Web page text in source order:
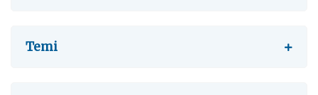
Temi